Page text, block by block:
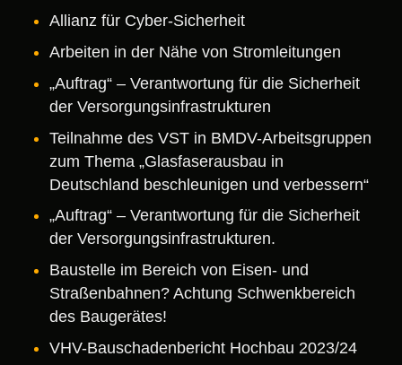
Allianz für Cyber-Sicherheit
Arbeiten in der Nähe von Stromleitungen
„Auftrag“ – Verantwortung für die Sicherheit
der Versorgungsinfrastrukturen
Teilnahme des VST in BMDV-Arbeitsgruppen
zum Thema „Glasfaserausbau in
Deutschland beschleunigen und verbessern“
„Auftrag“ – Verantwortung für die Sicherheit
der Versorgungsinfrastrukturen.
Baustelle im Bereich von Eisen- und
Straßenbahnen? Achtung Schwenkbereich
des Baugerätes!
VHV-Bauschadenbericht Hochbau 2023/24